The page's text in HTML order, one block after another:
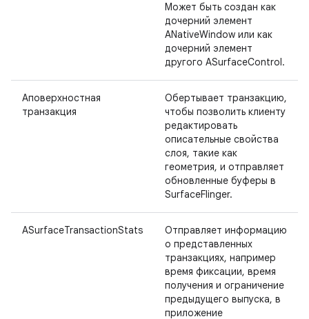
Может быть создан как
дочерний элемент
ANativeWindow или как
дочерний элемент
другого ASurfaceControl.
Аповерхностная
транзакция
Обертывает транзакцию,
чтобы позволить клиенту
редактировать
описательные свойства
слоя, такие как
геометрия, и отправляет
обновленные буферы в
SurfaceFlinger.
ASurfaceTransactionStats
Отправляет информацию
о представленных
транзакциях, например
время фиксации, время
получения и ограничение
предыдущего выпуска, в
приложение